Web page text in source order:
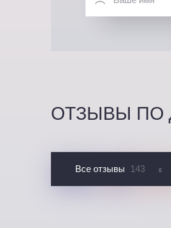
ОТЗЫВЫ ПО
Все отзывы 143